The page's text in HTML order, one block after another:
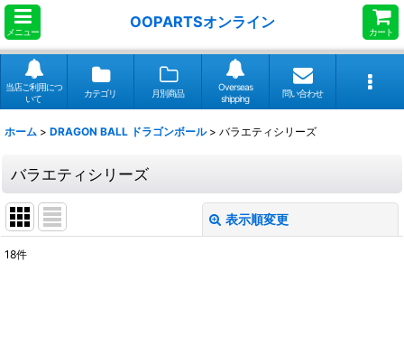
メニュー
OOPARTSオンライン
カート
当店ご利用につ
いて
カテゴリ 月別商品
Overseas
shipping
問い合わせ
ホーム > DRAGON BALL ドラゴンボール > バラエティシリーズ
バラエティシリーズ
表示順変更
18件